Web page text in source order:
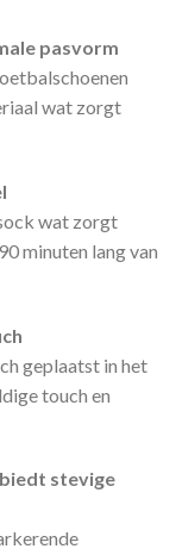
pasvorm
wat zorgt
wat zorgt
minuten lang van
geplaatst in het
touch en
stevige